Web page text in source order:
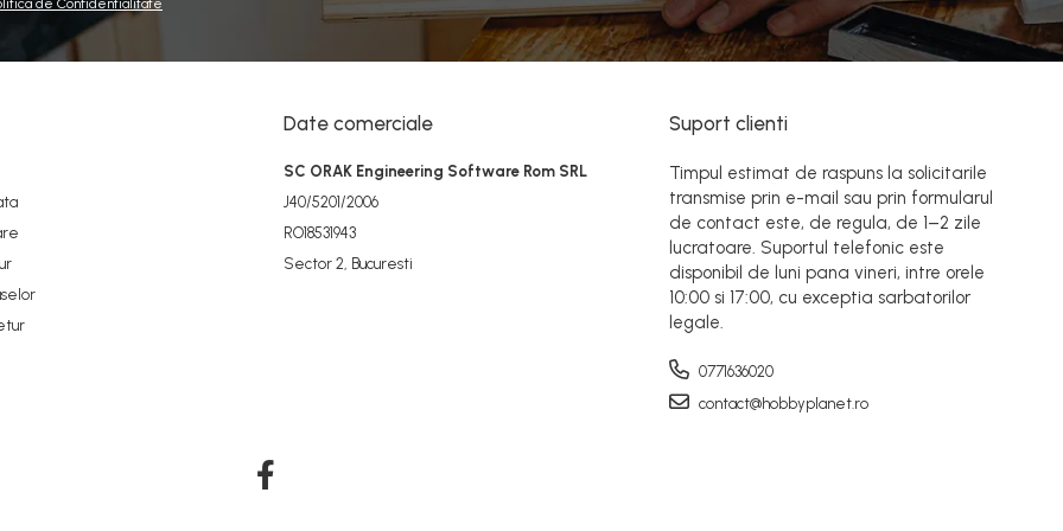
de Confidentialitate
Date comerciale
SC ORAK Engineering Software Rom SRL
J40/5201/2006
RO18531943
Sector 2, Bucuresti
Suport clienti
Timpul estimat de raspuns la solicitarile
transmise prin e-mail sau prin formularul
de contact este, de regula, de 1–2 zile
lucratoare. Suportul telefonic este
disponibil de luni pana vineri, intre orele
10:00 si 17:00, cu exceptia sarbatorilor
legale.
0771636020
contact@hobbyplanet.ro